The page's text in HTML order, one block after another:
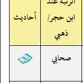
ابن حجر/
ذهبي
أحاديث
صحابي